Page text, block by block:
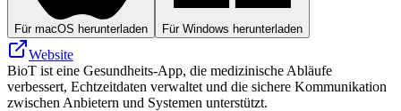
Für macOS herunterladen Für Windows herunterladen
Website
BioT ist eine Gesundheits-App, die medizinische Abläufe
verbessert, Echtzeitdaten verwaltet und die sichere Kommunikation
zwischen Anbietern und Systemen unterstützt.